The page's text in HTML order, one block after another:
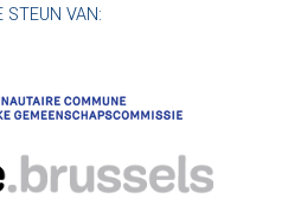
STEUN VAN: